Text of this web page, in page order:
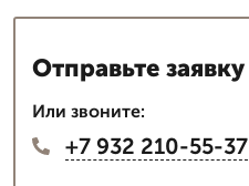
Отправьте заявку
Или звоните:
+7 932 210-55-37